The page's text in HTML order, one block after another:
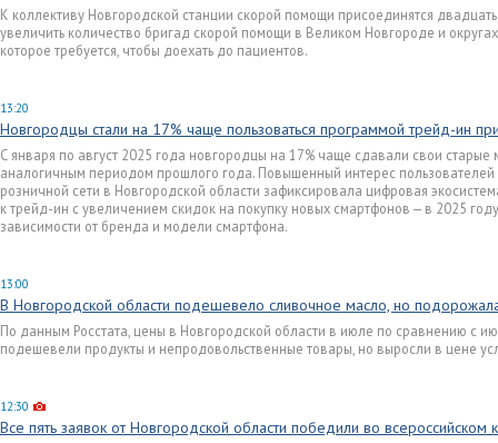
К коллективу Новгородской станции скорой помощи присоединятся
увеличить количество бригад скорой помощи в Великом Новгороде и
которое требуется, чтобы доехать до пациентов.
13:20
Новгородцы стали на 17% чаще пользоваться программой трейд-ин
С января по август 2025 года новгородцы на 17% чаще сдавали свои
аналогичным периодом прошлого года. Повышенный интерес
розничной сети в Новгородской области зафиксировала цифровая
к трейд-ин с увеличением скидок на покупку новых смартфонов — в 2025
зависимости от бренда и модели смартфона.
13:00
В Новгородской области подешевело сливочное масло, но
По данным Росстата, цены в Новгородской области в июле по сравнению с
подешевели продукты и непродовольственные товары, но выросли в цене
12:30
Все пять заявок от Новгородской области победили во всероссийском